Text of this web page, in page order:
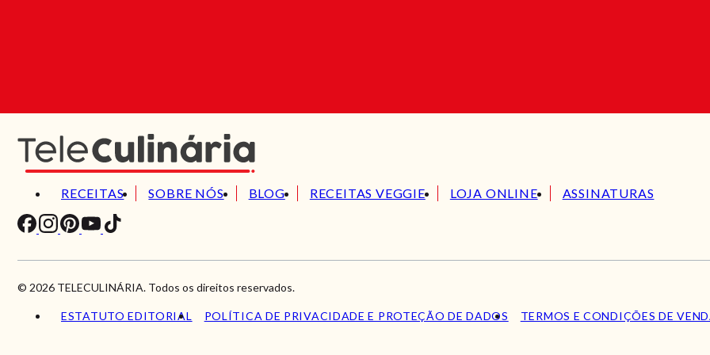
RECEITAS SOBRE NÓS BLOG RECEITAS VEGGIE LOJA ONLINE ASSINATURAS
© 2026 TELECULINÁRIA. Todos os direitos reservados.
ESTATUTO EDITORIAL POLÍTICA DE PRIVACIDADE E PROTEÇÃO DE DADOS TERMOS E CONDIÇÕES DE